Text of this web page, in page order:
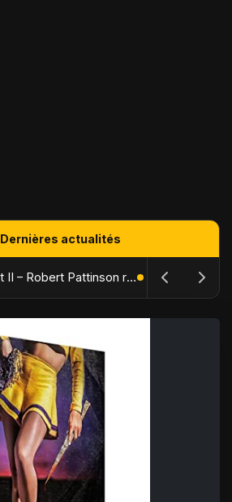
Dernières actualités
The Batman : Part II – Robert Pattinson replonge dans les ténèbres de Gotham dès octobre 2027